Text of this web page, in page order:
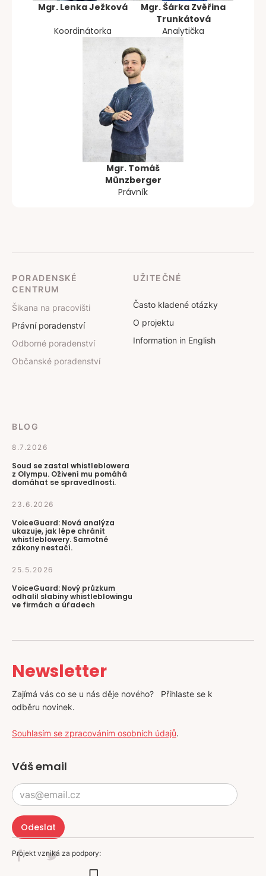
Mgr. Lenka Ježková
Koordinátorka
Mgr. Šárka Zvěřina
Trunkátová
Analytička
Mgr. Tomáš
Münzberger
Právník
PORADENSKÉ
CENTRUM
Šikana na pracovišti
Právní poradenství
Odborné poradenství
Občanské poradenství
UŽITEČNÉ
Často kladené otázky
O projektu
Information in English
BLOG
8.7.2026
Soud se zastal whistleblowera
z Olympu. Oživení mu pomáhá
domáhat se spravedlnosti.
23.6.2026
VoiceGuard: Nová analýza
ukazuje, jak lépe chránit
whistleblowery. Samotné
zákony nestačí.
25.5.2026
VoiceGuard: Nový průzkum
odhalil slabiny whistleblowingu
ve firmách a úřadech
Newsletter
Zajímá vás co se u nás děje nového? Přihlaste se k
odběru novinek.
Souhlasím se zpracováním osobních údajů.
Váš email
Projekt vzniká za podpory: